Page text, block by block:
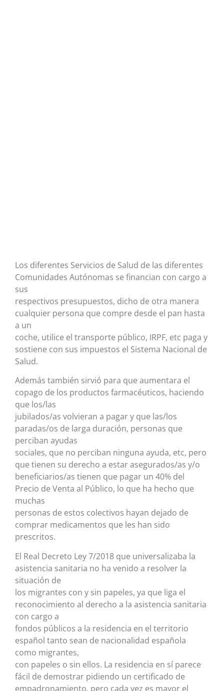
Los diferentes Servicios de Salud de las diferentes
Comunidades Autónomas se financian con cargo a
sus
respectivos presupuestos, dicho de otra manera
cualquier persona que compre desde el pan hasta
a un
coche, utilice el transporte público, IRPF, etc paga y
sostiene con sus impuestos el Sistema Nacional de
Salud.
Además también sirvió para que aumentara el
copago de los productos farmacéuticos, haciendo
que los/las
jubilados/as volvieran a pagar y que las/los
paradas/os de larga duración, personas que
perciban ayudas
sociales, que no perciban ninguna ayuda, etc, pero
que tienen su derecho a estar asegurados/as y/o
beneficiarios/as tienen que pagar un 40% del
Precio de Venta al Público, lo que ha hecho que
muchas
personas de estos colectivos hayan dejado de
comprar medicamentos que les han sido
prescritos.
El Real Decreto Ley 7/2018 que universalizaba la
asistencia sanitaria no ha venido a resolver la
situación de
los migrantes con y sin papeles, ya que liga el
reconocimiento al derecho a la asistencia sanitaria
con cargo a
fondos públicos a la residencia en el territorio
español tanto sean de nacionalidad española
como migrantes,
con papeles o sin ellos. La residencia en sí parece
fácil de demostrar pidiendo un certificado de
empadronamiento, pero cada vez es mayor el